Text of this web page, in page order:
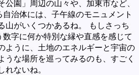
園」周辺の山々や、加東市など、
治体には、子午線のモニュメント
山がいくつかあるね。 もしさっち
字に何か特別な縁や直感を感じて
ように、土地のエネルギーと宇宙の
うな場所を巡ってみるのも、すごく
ないね。